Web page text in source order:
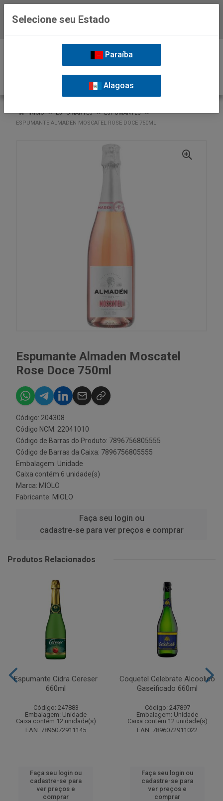
INÍCIO ESPUMANTES
ESPUMANTES
ESPUMANTE ALMADEN MOSCATEL ROSE DOCE 750ML
Espumante Almaden Moscatel
Rose Doce 750ml
Código: 204308
Código NCM: 22041010
Código de Barras do Produto: 7896756805555
Código de Barras da Caixa: 7896756805555
Embalagem: Unidade
Caixa contém 6 unidade(s)
Marca: MIOLO
Fabricante: MIOLO
Faça seu login ou
cadastre-se para ver preços e comprar
Produtos Relacionados
Espumante Cidra Cereser
660ml
Código: 247883
Embalagem: Unidade
Caixa contém 12 unidade(s)
EAN: 7896072911145
Faça seu login ou
cadastre-se para
ver preços e
comprar
Coquetel Celebrate Alcoolico
Gaseificado 660ml
Código: 247897
Embalagem: Unidade
Caixa contém 12 unidade(s)
EAN: 7896072911022
Faça seu login ou
cadastre-se para
ver preços e
comprar
Selecione seu Estado
Paraíba
Alagoas